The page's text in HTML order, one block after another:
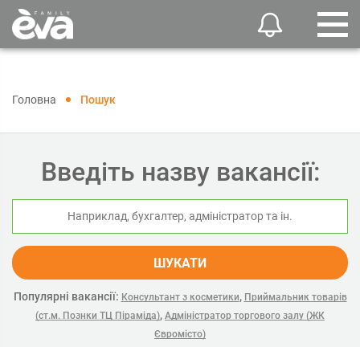
Головна Пошук
Введіть назву вакансії:
ШУКАТИ
Популярні вакансії: Консультант з косметики, Приймальник товарів
(ст.м. Познки ТЦ Піраміда), Адміністратор торгового залу (ЖК
Євромісто)